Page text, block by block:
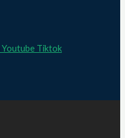
Youtube Tiktok